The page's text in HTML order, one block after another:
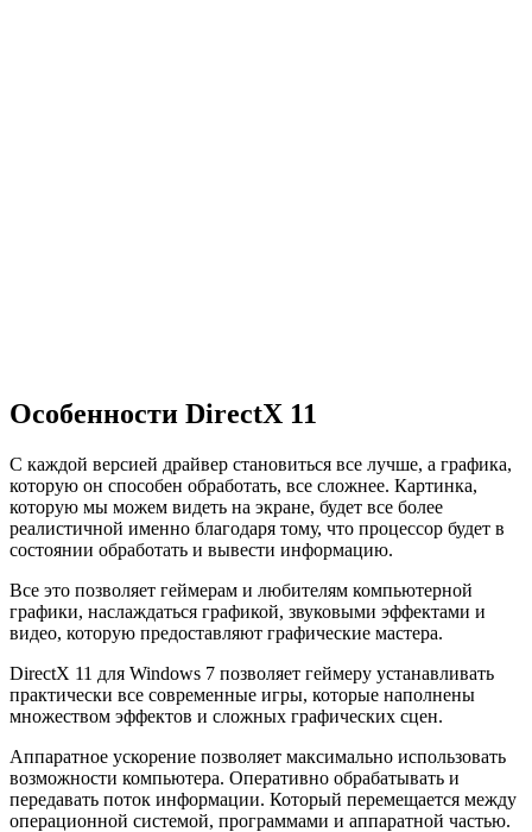
Особенности DirectX 11
С каждой версией драйвер становиться все лучше, а графика,
которую он способен обработать, все сложнее. Картинка,
которую мы можем видеть на экране, будет все более
реалистичной именно благодаря тому, что процессор будет в
состоянии обработать и вывести информацию.
Все это позволяет геймерам и любителям компьютерной
графики, наслаждаться графикой, звуковыми эффектами и
видео, которую предоставляют графические мастера.
DirectX 11 для Windows 7 позволяет геймеру устанавливать
практически все современные игры, которые наполнены
множеством эффектов и сложных графических сцен.
Аппаратное ускорение позволяет максимально использовать
возможности компьютера. Оперативно обрабатывать и
передавать поток информации. Который перемещается между
операционной системой, программами и аппаратной частью.